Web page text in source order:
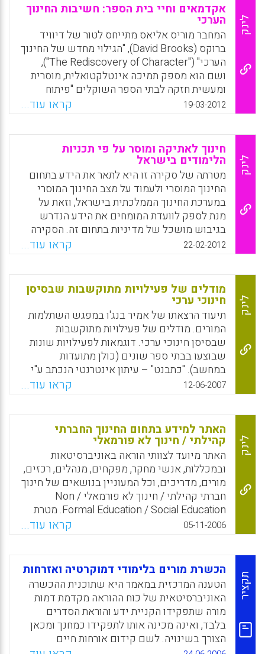
לינק
אקדמאים וחיי בית הספר: חשיבות החינוך
הערכי
המחבר מוריס אליאס מתייחס לטור של דיוויד
ברוקס (David Brooks), "הגילוי מחדש של החינוך
הערכי" ("The Rediscovery of Character"),
ושם הוא מספק תמיכה אינטלקטואלית, מוסרית
ומעשית חזקה לבתי הספר השוקלים "פיתוח
חברתי, רגשי ופיתוח חינוכי ערכי" (Social,
Emotional, and Character Development
(SECD) כחיוני ומשולב עם יכולת אקדמית
והצלחה (Maurice Elias).
WhatsApp
Facebook
Email
X
19-03-2012 קראו עוד...
לינק
חינוך לאתיקה ומוסר על פי תכניות
הלימודים בישראל
מטרתה של סקירה זו היא לתאר את הידע בתחום
החינוך המוסרי ולעמוד על מצב החינוך המוסרי
במערכת החינוך הממלכתית בישראל, וזאת על
מנת לספק לוועדת המומחים את הידע הנדרש
בגיבוש מושכל של מדיניות בתחום זה. הסקירה
מחולקת לשלושה חלקים: א. הגישות המרכזיות
בתחום ודיון במטרות המרכזיות, במושגי היסוד
ובמיומנויות השונות שבאמצעותם הגישות השונות
מבקשות לפתח, כל אחת לשיטתה, אישיות
מוסרית. ב. מצב החינוך המוסרי במספר מדינות
החברות ב- OECD ובעיקר במערכת החינוך
הממלכתית הישראלית, כפי שהוא משתקף
במדיניות משרד החינוך, בתכניות "חינוך לערכים"
המתקיימות בה, בחוזרי מנכ"ל ומתוך מידע שנוגע
ישירות לתחום הידע ( אריאל שריד) .
WhatsApp
Facebook
Email
X
22-02-2012 קראו עוד...
לינק
מודלים של פעילויות מתוקשבות שבסיסן
חינוכי ערכי
תיעוד הרצאתו של אמיר בנג'ו במפגש השתלמות
המורים. מודלים של פעילויות מתוקשבות
שבסיסן חינוכי ערכי. דוגמאות לפעילויות שונות
שבוצעו בבתי ספר שונים (כולן מתועדות
במחשב). "כתבנט" – עיתון אינטרנטי הנכתב ע"י
ילדים בשביל ילדים בנושאים ערכיים שונים
כגון: אתיקה, התנהגות ברשת, אקלים כיתה, תזונה
וספורט וכדומה. "זום לרשת"- עוסק בתחום
האתיקה וכללי התנהגות יעילים ברשת. "התנדבות
כאורח חיים"- פעילות ישובית שבמסגרתה פעלו
שבעה בתי ספר. התלמידים התנדבו בקהילה,
והאתר ליווה את פועלם ע"י תיעוד המפגשים.
פעילויות החונכות: -קשר רב דורי. "בוא נתקרב
לקשת"- תלמידי כיתות ו' למדו לבנות משחקים
לימודיים ולהתאימם לאוכלוסיות בעלי צרכים
מיוחדים. "חברותא מתוקשבת"- תלמידים בוגרים
עובדים מול תלמידים צעירים סביב נושא מרכז
WhatsApp
Facebook
Email
X
12-06-2007 קראו עוד...
לינק
האתר למידע בתחום החינוך החברתי
קהילתי / חינוך לא פורמאלי
האתר מיועד לצוותי הוראה באוניברסיטאות
ובמכללות, אנשי מחקר, מפקחים, מנהלים, רכזים,
מורים, מדריכים, וכל המעוניין בנושאים של חינוך
חברתי קהילתי / חינוך לא פורמאלי / Non
Formal Education / Social Education. מטרת
האתר לחזק ולבסס את עבודתם של אנשי חינוך
העוסקים בתחום החברתי, הערכי והקהילתי עם
בני נוער, תוך שימוש בשיטות בלתי פורמאליות,
במסגרות בית ספריות וחוץ בית ספריות. באתר ניתן
למצוא: מאגר פרסומים, קישורים למאגרי מידע,
מידע על כנסים, ימי עיון ואירועים ועוד.
WhatsApp
Facebook
Email
X
05-11-2006 קראו עוד...
תקציר
הכשרת מורים בלימודי דמוקרטיה ואזרחות
הטענה המרכזית במאמר היא שתוכנית ההכשרה
האוניברסיטאית של כוח ההוראה מקדמת דמות
מורה שתפקידו הקניית ידע והוראת הסדרים
בלבד, ואינה מכינה אותו לתפקידו כמחנך ומכאן
הצורך בשינויה. לשם קידום אורחות חיים